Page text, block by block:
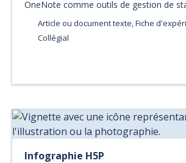
OneNote comme outils de gestion de
Article ou document texte, Fiche
Collégial
Infographie H5P